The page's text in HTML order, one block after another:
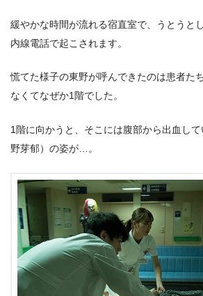
緩やかな時間が流れる宿直室で、うとうと
内線電話で起こされます。
慌てた様子の東野が呼んできたのは患者た
なくてなぜか1階でした。
1階に向かうと、そこには腹部から出血し
野芽郁）の姿が…。